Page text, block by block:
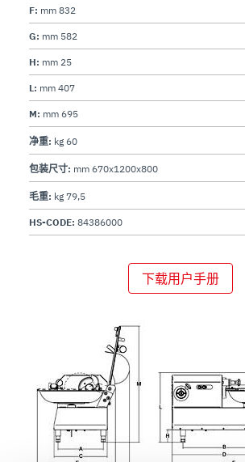
F: mm 832
G: mm 582
H: mm 25
L: mm 407
M: mm 695
净重: kg 60
包装尺寸: mm 670x1200x800
毛重: kg 79,5
HS-CODE: 84386000
下载用户手册